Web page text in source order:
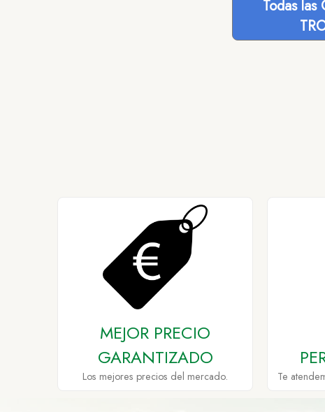
Todas las
MEJOR PRECIO
GARANTIZADO
Los mejores precios del mercado. Te